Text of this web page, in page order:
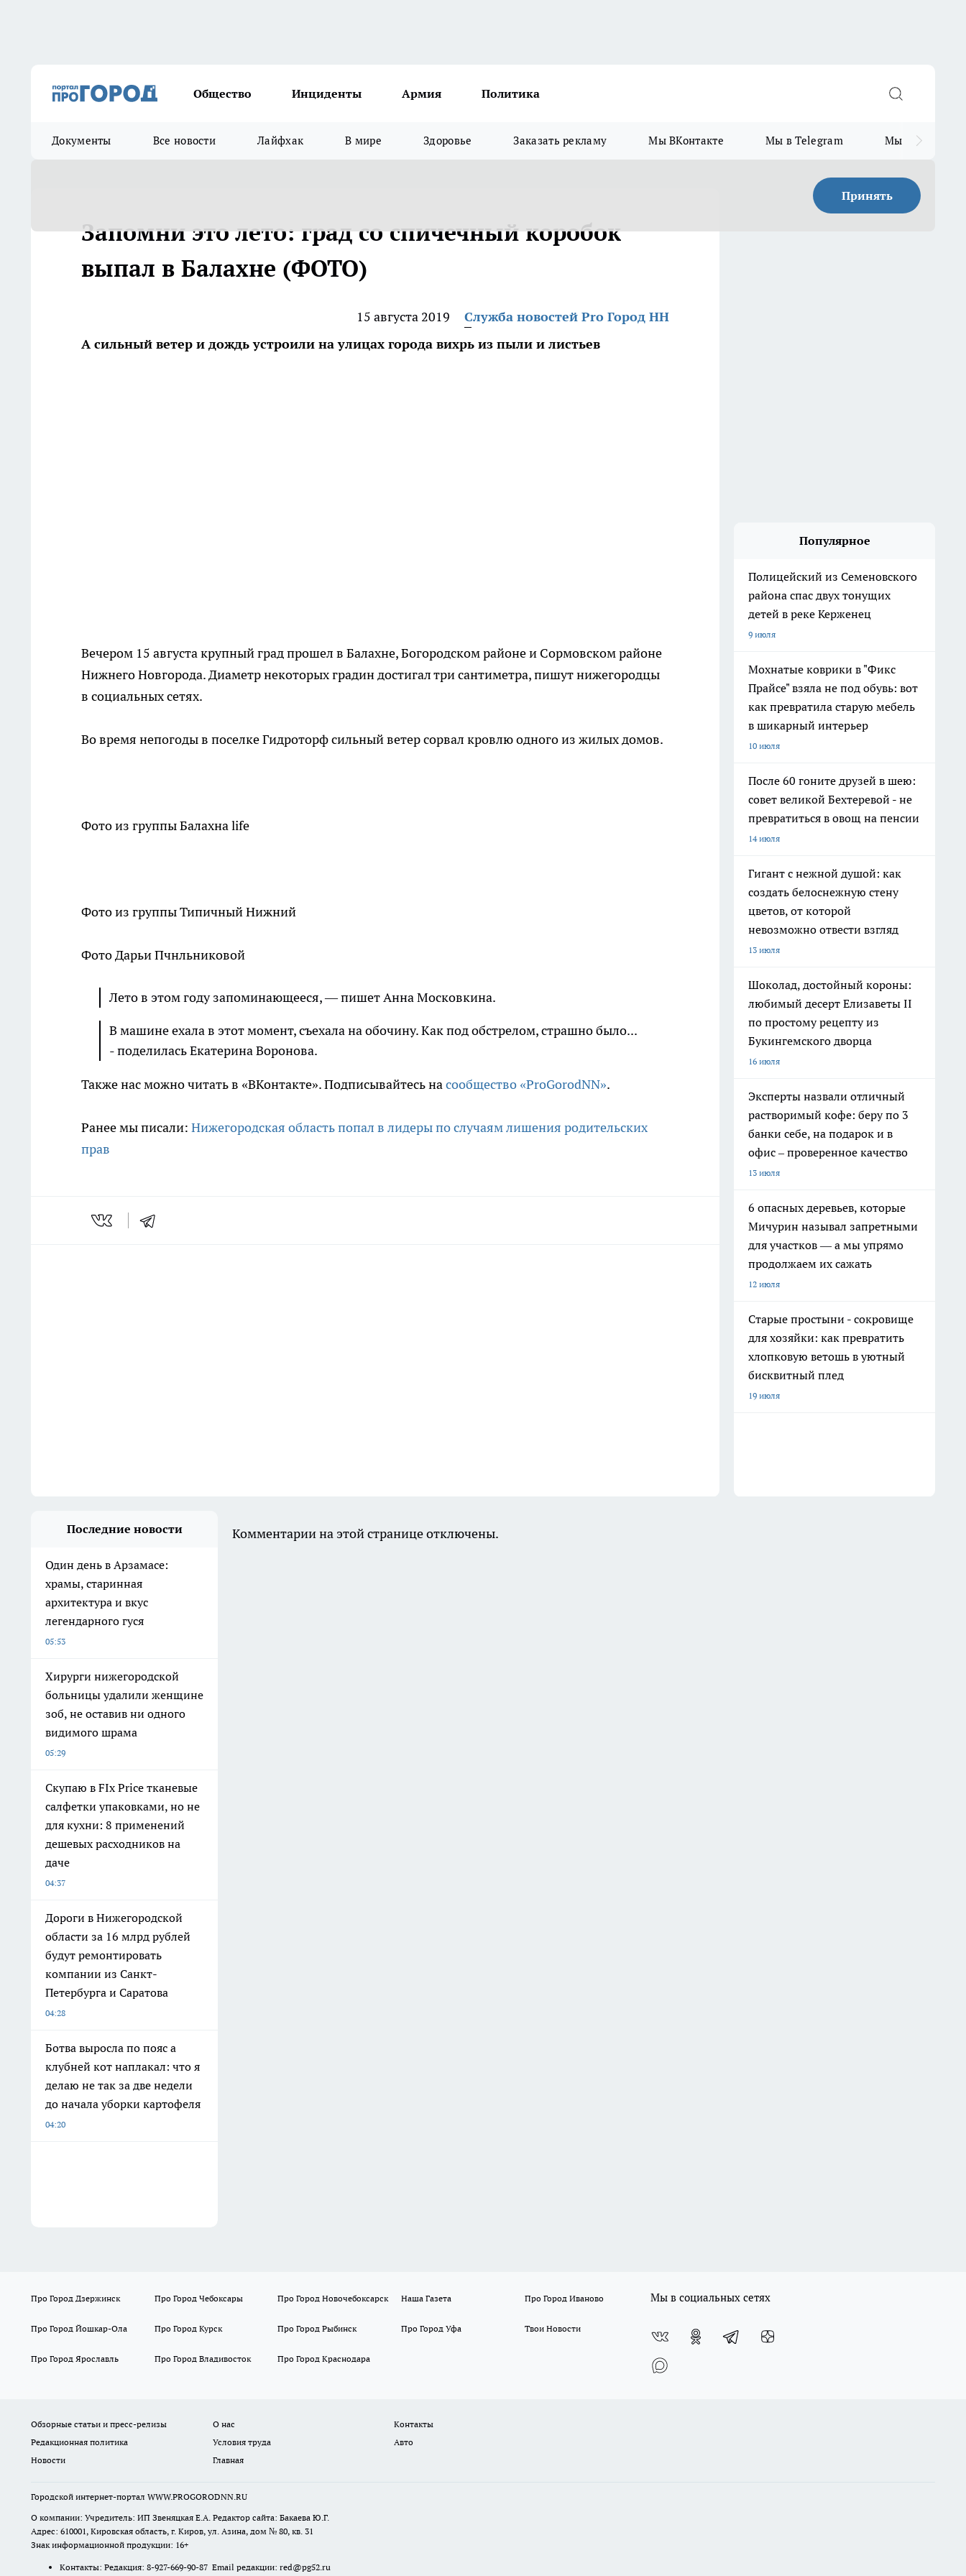
Общество Инциденты Армия Политика
Документы Все новости Лайфхак В мире Здоровье Заказать рекламу Мы ВКонтакте Мы в Telegram Мы в MAX
Принять
Запомни это лето: град со спичечный коробок
выпал в Балахне (ФОТО)
15 августа 2019
Служба новостей Pro Город НН
А сильный ветер и дождь устроили на улицах города вихрь из пыли и листьев
Вечером 15 августа крупный град прошел в Балахне, Богородском районе и Сормовском районе
Нижнего Новгорода. Диаметр некоторых градин достигал три сантиметра, пишут нижегородцы
в социальных сетях.
Во время непогоды в поселке Гидроторф сильный ветер сорвал кровлю одного из жилых домов.
Фото из группы Балахна life
Фото из группы Типичный Нижний
Фото Дарьи Пчнльниковой
Лето в этом году запоминающееся, — пишет Анна Московкина.
В машине ехала в этот момент, съехала на обочину. Как под обстрелом, страшно было...
- поделилась Екатерина Воронова.
Также нас можно читать в «ВКонтакте». Подписывайтесь насообщество «ProGorodNN».
Ранее мы писали: Нижегородская область попал в лидеры по случаям лишения родительских
прав
Популярное
Полицейский из Семеновского
района спас двух тонущих
детей в реке Керженец
9 июля
Мохнатые коврики в "Фикс
Прайсе" взяла не под обувь: вот
как превратила старую мебель
в шикарный интерьер
10 июля
После 60 гоните друзей в шею:
совет великой Бехтеревой - не
превратиться в овощ на пенсии
14 июля
Гигант с нежной душой: как
создать белоснежную стену
цветов, от которой
невозможно отвести взгляд
13 июля
Шоколад, достойный короны:
любимый десерт Елизаветы II
по простому рецепту из
Букингемского дворца
16 июля
Эксперты назвали отличный
растворимый кофе: беру по 3
банки себе, на подарок и в
офис – проверенное качество
13 июля
6 опасных деревьев, которые
Мичурин называл запретными
для участков — а мы упрямо
продолжаем их сажать
12 июля
Старые простыни - сокровище
для хозяйки: как превратить
хлопковую ветошь в уютный
бисквитный плед
19 июля
Последние новости
Один день в Арзамасе:
храмы, старинная
архитектура и вкус
легендарного гуся
05:53
Хирурги нижегородской
больницы удалили женщине
зоб, не оставив ни одного
видимого шрама
05:29
Скупаю в FIx Price тканевые
салфетки упаковками, но не
для кухни: 8 применений
дешевых расходников на
даче
04:37
Дороги в Нижегородской
области за 16 млрд рублей
будут ремонтировать
компании из Санкт-
Петербурга и Саратова
04:28
Ботва выросла по пояс а
клубней кот наплакал: что я
делаю не так за две недели
до начала уборки картофеля
04:20
Комментарии на этой странице отключены.
Про Город Дзержинск Про Город Чебоксары Про Город Новочебоксарск Наша Газета Про Город Иваново
Про Город Йошкар-Ола Про Город Курск Про Город Рыбинск Про Город Уфа Твои Новости
Про Город Ярославль Про Город Владивосток Про Город Краснодара
Мы в социальных сетях
Обзорные статьи и пресс-релизы О нас
Контакты
Редакционная политика
Условия труда
Авто
Новости
Главная
Городской интернет-портал WWW.PROGORODNN.RU
О компании: Учредитель: ИП Звеняцкая Е.А. Редактор сайта: Бакаева Ю.Г.
Адрес: 610001, Кировская область, г. Киров, ул. Азина, дом № 80, кв. 31
Знак информационной продукции: 16+
Контакты: Редакция: 8-927-669-90-87 Email редакции: red@pg52.ru